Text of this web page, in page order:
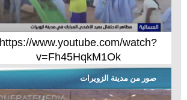
https://www.youtube.com/watch?
v=Fh45HqkM1Ok
صور من مدينة الزويرات